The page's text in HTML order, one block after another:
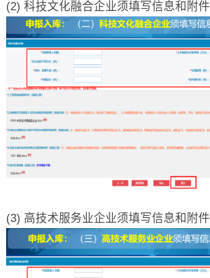
(2) 科技文化融合企业须填写信息和附件
(3) 高技术服务业企业须填写信息和附件